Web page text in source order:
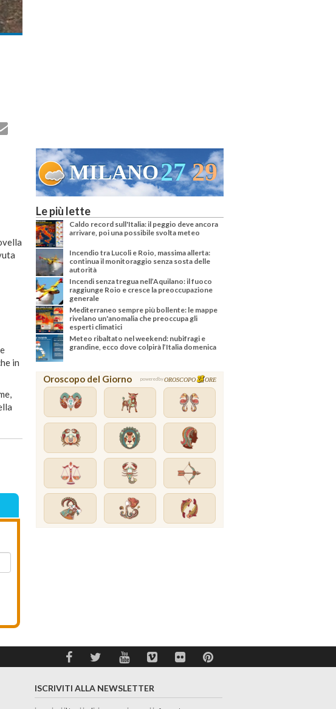
MILANO27 29
in
Le più lette
Caldo record sull'Italia: il peggio deve ancora
arrivare, poi una possibile svolta meteo
Incendio tra Lucoli e Roio, massima allerta:
continua il monitoraggio senza sosta delle
autorità
Incendi senza tregua nell’Aquilano: il fuoco
raggiunge Roio e cresce la preoccupazione
generale
Mediterraneo sempre più bollente: le mappe
rivelano un'anomalia che preoccupa gli
esperti climatici
Meteo ribaltato nel weekend: nubifragi e
grandine, ecco dove colpirà l’Italia domenica
Oroscopo del Giorno powered byOROSCOPO ORE
ISCRIVITI ALLA NEWSLETTER